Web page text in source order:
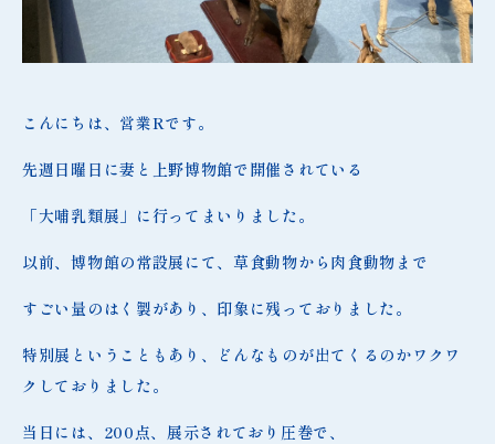
こんにちは、営業Rです。
先週日曜日に妻と上野博物館で開催されている
「大哺乳類展」に行ってまいりました。
以前、博物館の常設展にて、草食動物から肉食動物まで
すごい量のはく製があり、印象に残っておりました。
特別展ということもあり、どんなものが出てくるのかワクワ
クしておりました。
当日には、200点、展示されており圧巻で、